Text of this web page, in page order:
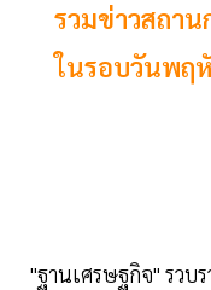
รวมข่าวสถา
ในรอบวันพฤ
"ฐานเศรษฐกิจ" รวบร